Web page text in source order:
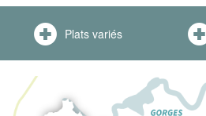
Plats variés